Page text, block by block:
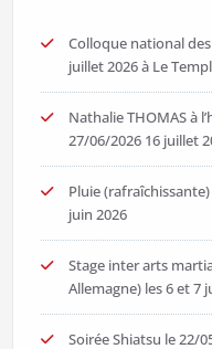
Colloque national
juillet 2026 à Le
Nathalie THOMAS à
27/06/2026 16 juillet
Pluie
juin 2026
Stage inter arts
Allemagne) les 6 et 7
Soirée Shiatsu le 22/